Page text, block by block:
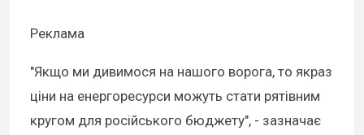
Реклама
"Якщо ми дивимося на нашого ворога, то якраз
ціни на енергоресурси можуть стати рятівним
кругом для російського бюджету", - зазначає